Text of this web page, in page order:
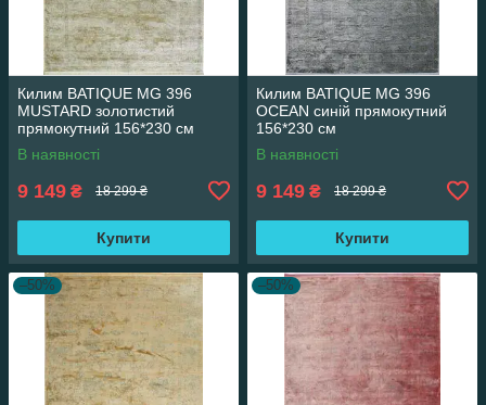
Килим BATIQUE MG 396
MUSTARD золотистий
прямокутний 156*230 см
В наявності
9 149 ₴ 18 299 ₴
Купити
Килим BATIQUE MG 396
OCEAN синій прямокутний
156*230 см
В наявності
9 149 ₴ 18 299 ₴
Купити
–50% –50%